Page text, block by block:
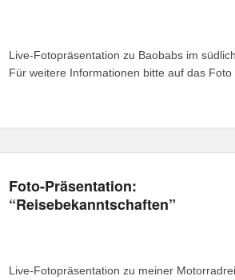
Live-Fotopräsentation zu Baobabs im
Für weitere Informationen bitte auf das Foto
Foto-Präsentation:
“Reisebekanntschaften”
Live-Fotopräsentation zu meiner